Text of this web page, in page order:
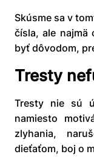
Skúsme sa v
čísla, ale najmä
byť dôvodom,
Tresty
Tresty nie sú
namiesto
zlyhania,
dieťaťom, boj o